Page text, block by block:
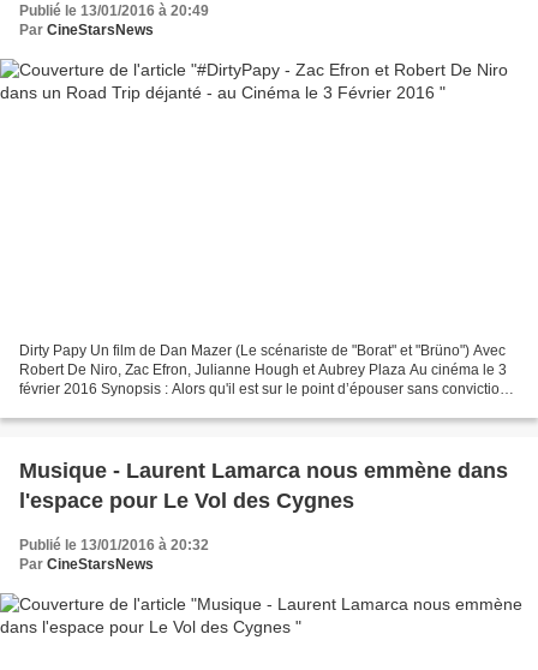
Publié le 13/01/2016 à 20:49
Par CineStarsNews
Dirty Papy Un film de Dan Mazer (Le scénariste de "Borat" et "Brüno") Avec
Robert De Niro, Zac Efron, Julianne Hough et Aubrey Plaza Au cinéma le 3
février 2016 Synopsis : Alors qu'il est sur le point d’épouser sans conviction
Musique - Laurent Lamarca nous emmène dans
l'espace pour Le Vol des Cygnes
Publié le 13/01/2016 à 20:32
Par CineStarsNews